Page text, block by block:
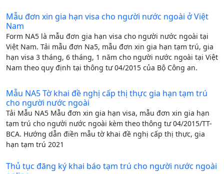
Mẫu đơn xin gia hạn visa cho người nước ngoài ở Việt
Nam
Form NA5 là mẫu đơn gia hạn visa cho người nước ngoài tại
Việt Nam. Tải mẫu đơn Na5, mẫu đơn xin gia hạn tạm trú, gia
hạn visa 3 tháng, 6 tháng, 1 năm cho người nước ngoài tại Việt
Nam theo quy định tại thông tư 04/2015 của Bộ Công an.
Mẫu NA5 Tờ khai đề nghị cấp thị thực gia hạn tạm trú
cho người nước ngoài
Tải Mẫu NA5 Mẫu đơn xin gia hạn visa, mẫu đơn xin gia hạn
tạm trú cho người nước ngoài kèm theo thông tư 04/2015/TT-
BCA. Hướng dẫn điền mẫu tờ khai đề nghị cấp thị thực, gia
hạn tạm trú 2021
Thủ tục đăng ký khai báo tạm trú cho người nước ngoài